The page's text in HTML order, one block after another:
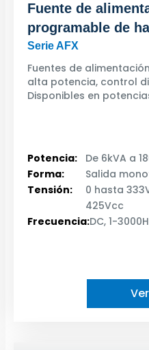
Fuente de
programable de
Serie AFX
Fuentes de
alta potencia, control
Disponibles en
Potencia:
De 6kVA a
Forma:
Salida
Tensión:
0 hasta
425Vcc
Frecuencia:DC, 1-